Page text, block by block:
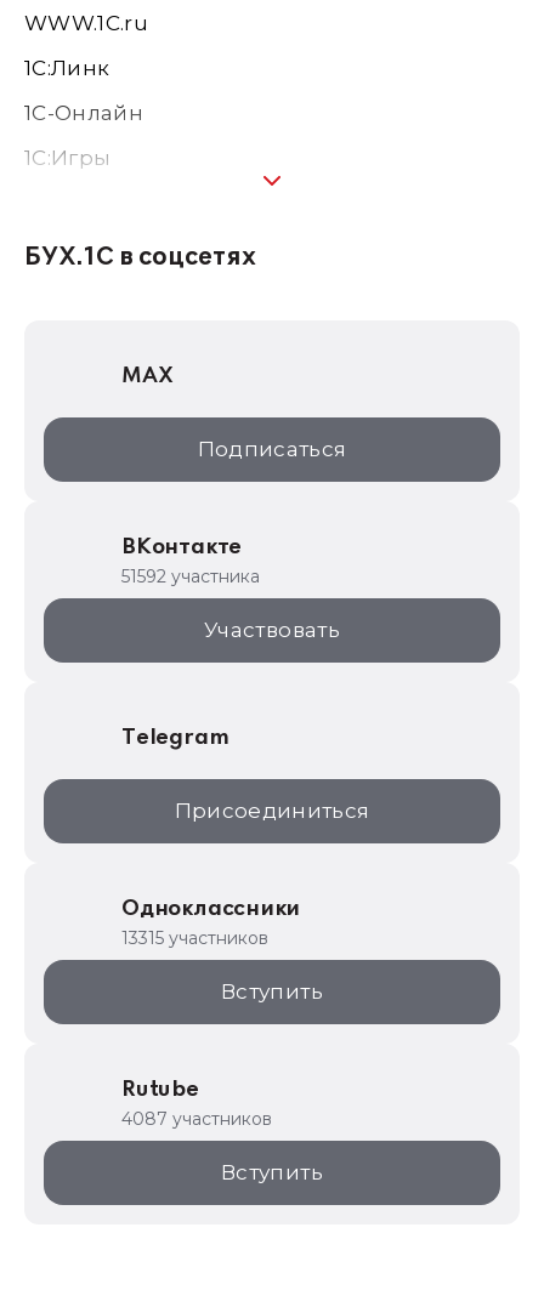
WWW.1С.ru
1С:Линк
1С-Онлайн
1C:Игры
1С:Консалтинг
1С:Дистрибьюция
1С:Образование
ИТС.1C.ru
1С:Торговая площадка
БУХ.1С в соцсетях
MAX
Подписаться
ВКонтакте
51592 участника
Участвовать
Telegram
Присоединиться
Одноклассники
13315 участников
Вступить
Rutube
4087 участников
Вступить